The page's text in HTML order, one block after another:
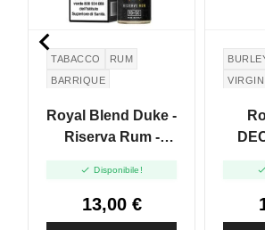
TABACCO
RUM
BARRIQUE
Royal Blend Duke -
Riserva Rum -
 Disponibile!
13,00 €

